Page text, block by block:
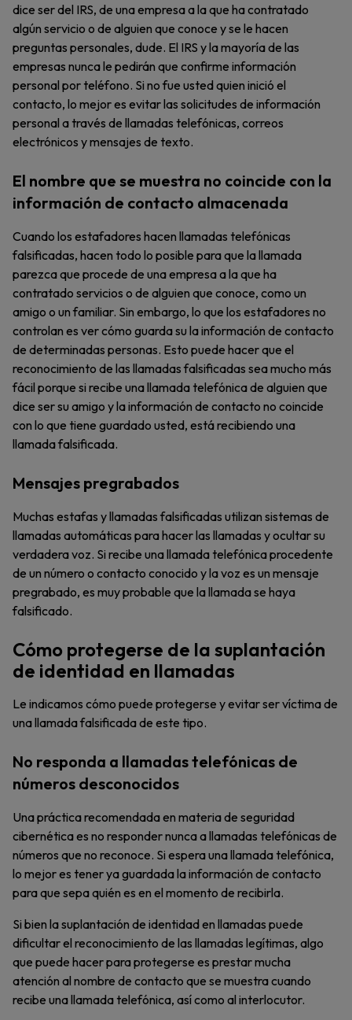
dice ser del IRS, de una empresa a la que ha contratado
algún servicio o de alguien que conoce y se le hacen
preguntas personales, dude. El IRS y la mayoría de las
empresas nunca le pedirán que confirme información
personal por teléfono. Si no fue usted quien inició el
contacto, lo mejor es evitar las solicitudes de información
personal a través de llamadas telefónicas, correos
electrónicos y mensajes de texto.
El nombre que se muestra no coincide con la
información de contacto almacenada
Cuando los estafadores hacen llamadas telefónicas
falsificadas, hacen todo lo posible para que la llamada
parezca que procede de una empresa a la que ha
contratado servicios o de alguien que conoce, como un
amigo o un familiar. Sin embargo, lo que los estafadores no
controlan es ver cómo guarda su la información de contacto
de determinadas personas. Esto puede hacer que el
reconocimiento de las llamadas falsificadas sea mucho más
fácil porque si recibe una llamada telefónica de alguien que
dice ser su amigo y la información de contacto no coincide
con lo que tiene guardado usted, está recibiendo una
llamada falsificada.
Mensajes pregrabados
Muchas estafas y llamadas falsificadas utilizan sistemas de
llamadas automáticas para hacer las llamadas y ocultar su
verdadera voz. Si recibe una llamada telefónica procedente
de un número o contacto conocido y la voz es un mensaje
pregrabado, es muy probable que la llamada se haya
falsificado.
Cómo protegerse de la suplantación
de identidad en llamadas
Le indicamos cómo puede protegerse y evitar ser víctima de
una llamada falsificada de este tipo.
No responda a llamadas telefónicas de
números desconocidos
Una práctica recomendada en materia de seguridad
cibernética es no responder nunca a llamadas telefónicas de
números que no reconoce. Si espera una llamada telefónica,
lo mejor es tener ya guardada la información de contacto
para que sepa quién es en el momento de recibirla.
Si bien la suplantación de identidad en llamadas puede
dificultar el reconocimiento de las llamadas legítimas, algo
que puede hacer para protegerse es prestar mucha
atención al nombre de contacto que se muestra cuando
recibe una llamada telefónica, así como al interlocutor.